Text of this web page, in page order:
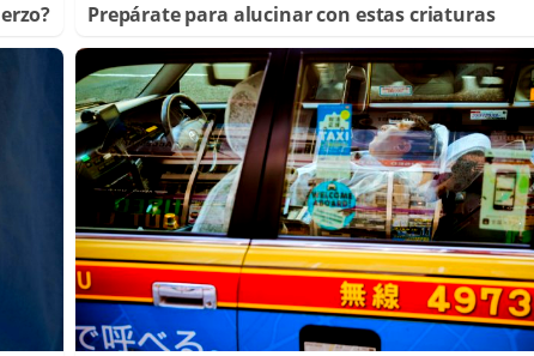
Prepárate para alucinar con estas criaturas